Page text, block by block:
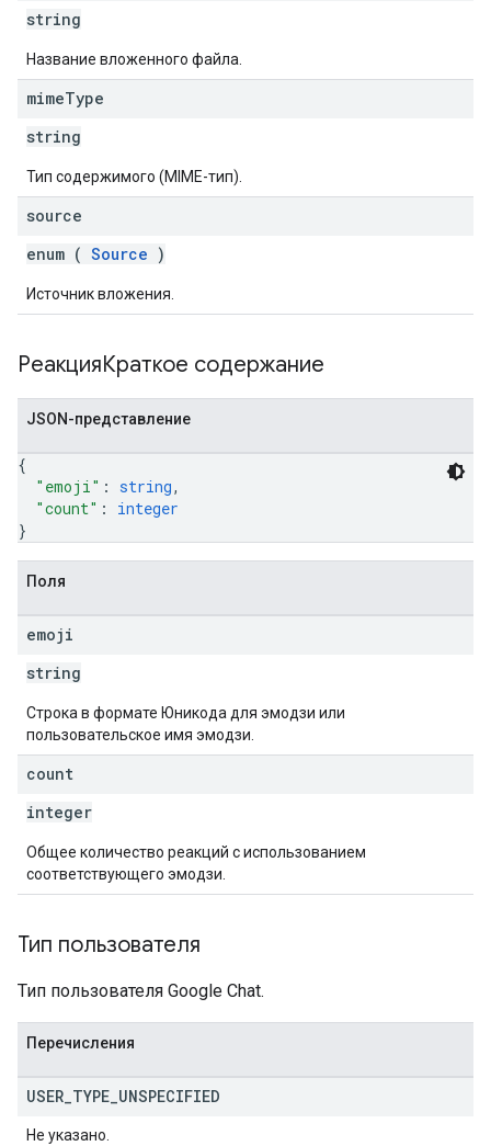
string
Название вложенного файла.
mimeType
string
Тип содержимого (MIME-тип).
source
enum ( Source )
Источник вложения.
РеакцияКраткое содержание
JSON-представление
{
"emoji" : string,
"count" : integer
}
Поля
emoji
string
Строка в формате Юникода для эмодзи или
пользовательское имя эмодзи.
count
integer
Общее количество реакций с использованием
соответствующего эмодзи.
Тип пользователя
Тип пользователя Google Chat.
Перечисления
USER TYPE UNSPECIFIED
Не указано.